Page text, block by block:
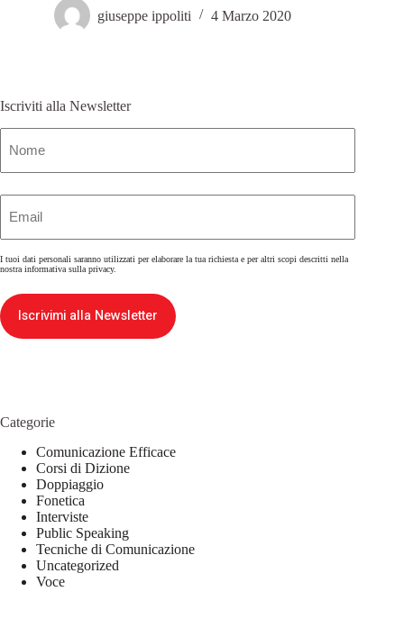
giuseppe ippoliti
4 Marzo 2020
Iscriviti alla Newsletter
I tuoi dati personali saranno utilizzati per elaborare la tua richiesta e per altri scopi descritti nella
nostra informativa sulla privacy.
Iscrivimi alla Newsletter
Categorie
Comunicazione Efficace
Corsi di Dizione
Doppiaggio
Fonetica
Interviste
Public Speaking
Tecniche di Comunicazione
Uncategorized
Voce